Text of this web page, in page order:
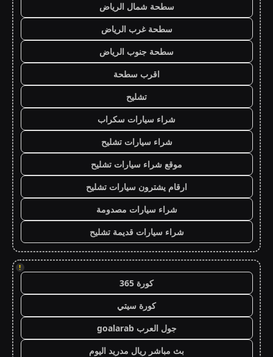
سطحة شمال الرياض
سطحة غرب الرياض
سطحة جنوب الرياض
اقرب سطحة
تشليح
شراء سيارات سكراب
شراء سيارات تشليح
موقع شراء سيارات تشليح
ارقام يشترون سيارات تشليح
شراء سيارات مصدومة
شراء سيارات قديمة تشليح
!
كورة 365
كورة سيتي
جول العرب goalarab
بث مباشر ريال مدريد اليوم